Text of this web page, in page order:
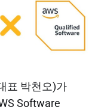
표 박천오)가
Software